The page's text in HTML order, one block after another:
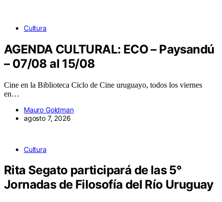
Cultura
AGENDA CULTURAL: ECO – Paysandú
– 07/08 al 15/08
Cine en la Biblioteca Ciclo de Cine uruguayo, todos los viernes
en…
Mauro Goldman
agosto 7, 2026
Cultura
Rita Segato participará de las 5°
Jornadas de Filosofía del Río Uruguay